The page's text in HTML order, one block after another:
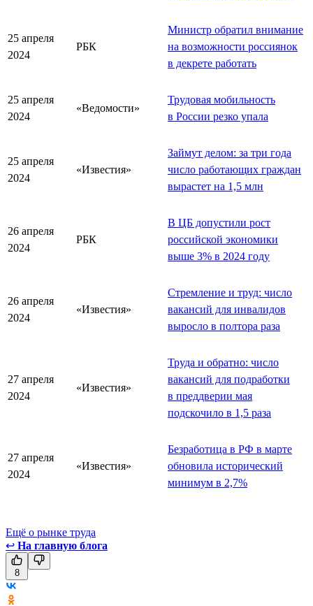
25 апреля
2024
РБК
Министр обратил внимание
на возможности россиянок
в декрете работать
25 апреля
2024
«Ведомости»
Трудовая мобильность
в России резко упала
25 апреля
2024
«Известия»
Займут делом: за три года
число работающих граждан
вырастет на 1,5 млн
26 апреля
2024
РБК
В ЦБ допустили рост
российской экономики
выше 3% в 2024 году
26 апреля
2024
«Известия»
Стремление и труд: число
вакансий для инвалидов
выросло в полтора раза
27 апреля
2024
«Известия»
Труда и обратно: число
вакансий для подработки
в преддверии мая
подскочило в 1,5 раза
27 апреля
2024
«Известия»
Безработица в РФ в марте
обновила исторический
минимум в 2,7%
Ещё о рынке труда
↩ На главную блога
8